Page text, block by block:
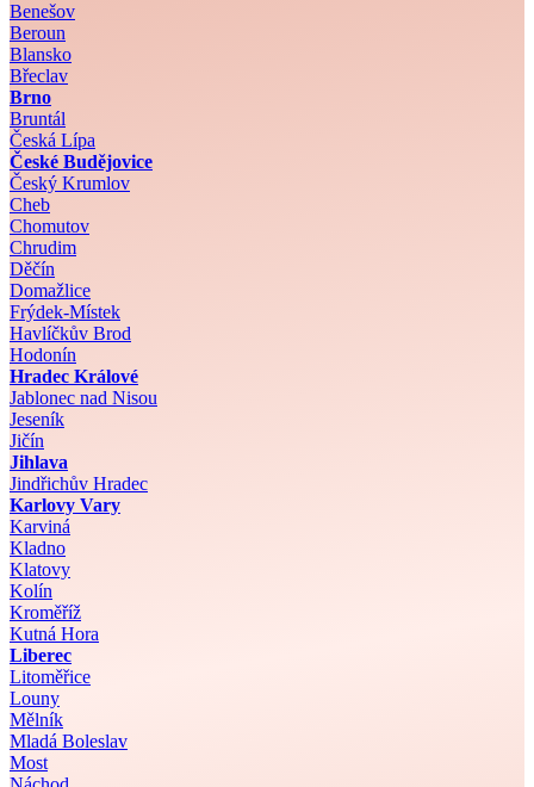
Benešov
Beroun
Blansko
Břeclav
Brno
Bruntál
Česká Lípa
České Budějovice
Český Krumlov
Cheb
Chomutov
Chrudim
Děčín
Domažlice
Frýdek-Místek
Havlíčkův Brod
Hodonín
Hradec Králové
Jablonec nad Nisou
Jeseník
Jičín
Jihlava
Jindřichův Hradec
Karlovy Vary
Karviná
Kladno
Klatovy
Kolín
Kroměříž
Kutná Hora
Liberec
Litoměřice
Louny
Mělník
Mladá Boleslav
Most